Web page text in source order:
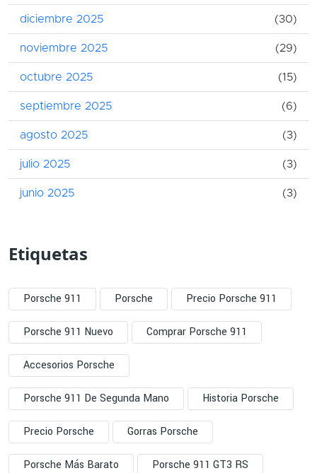
diciembre 2025 (30)
noviembre 2025 (29)
octubre 2025 (15)
septiembre 2025 (6)
agosto 2025 (3)
julio 2025 (3)
junio 2025 (3)
Etiquetas
Porsche 911 Porsche Precio Porsche 911
Porsche 911 Nuevo Comprar Porsche 911
Accesorios Porsche
Porsche 911 De Segunda Mano Historia Porsche
Precio Porsche Gorras Porsche
Porsche Más Barato Porsche 911 GT3 RS